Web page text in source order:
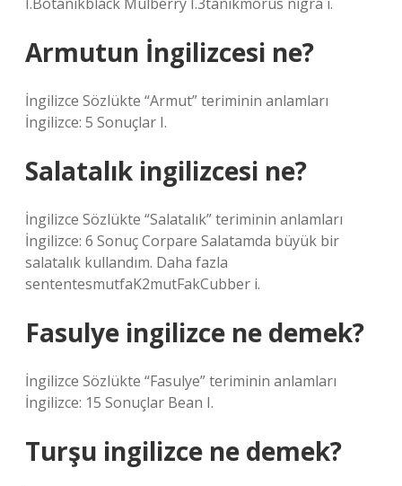
Armutun İngilizcesi ne?
İngilizce Sözlükte “Armut” teriminin anlamları
İngilizce: 5 Sonuçlar I.
Salatalık ingilizcesi ne?
İngilizce Sözlükte “Salatalık” teriminin anlamları
İngilizce: 6 Sonuç Corpare Salatamda büyük bir
salatalık kullandım. Daha fazla
sententesmutfaK2mutFakCubber i.
Fasulye ingilizce ne demek?
İngilizce Sözlükte “Fasulye” teriminin anlamları
İngilizce: 15 Sonuçlar Bean I.
Turşu ingilizce ne demek?